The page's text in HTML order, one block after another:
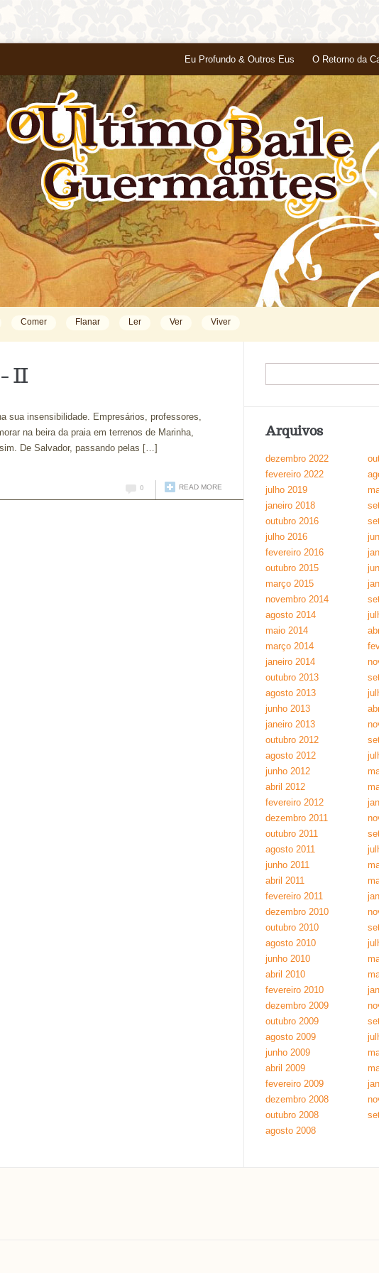
Eu Profundo & Outros Eus O Retorno da
Comer Flanar Ler Ver Viver
II
sua insensibilidade. Empresários, professores,
na beira da praia em terrenos de Marinha,
De Salvador, passando pelas […]
READ MORE
0
Arquivos
dezembro 2022
fevereiro 2022
julho 2019
janeiro 2018
outubro 2016
julho 2016
fevereiro 2016
outubro 2015
março 2015
novembro 2014
agosto 2014
maio 2014
março 2014
janeiro 2014
outubro 2013
agosto 2013
junho 2013
janeiro 2013
outubro 2012
agosto 2012
junho 2012
abril 2012
fevereiro 2012
dezembro 2011
outubro 2011
agosto 2011
junho 2011
abril 2011
fevereiro 2011
dezembro 2010
outubro 2010
agosto 2010
junho 2010
abril 2010
fevereiro 2010
dezembro 2009
outubro 2009
agosto 2009
junho 2009
abril 2009
fevereiro 2009
dezembro 2008
outubro 2008
agosto 2008